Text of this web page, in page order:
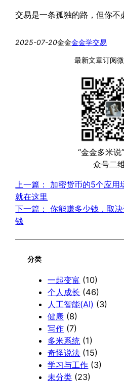
交易是一条孤独的路，但你不
2025-07-20金金金金学交易
最新文章订阅
“金金多米说
众号二
上一篇：
加密货币的5个应用
就在这里
下一篇：
你能赚多少钱，取
钱
分类
一起变富 (10)
个人成长 (46)
人工智能(AI) (3)
健康 (8)
写作 (7)
多米系统 (1)
奇怪说法 (15)
学习与工作 (3)
未分类 (23)